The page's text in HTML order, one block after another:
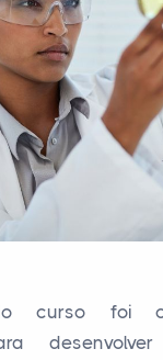
curso foi
desenvolver